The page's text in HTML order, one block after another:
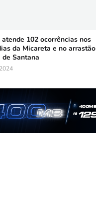
102 ocorrências nos
da Micareta e no arrastão
de Santana